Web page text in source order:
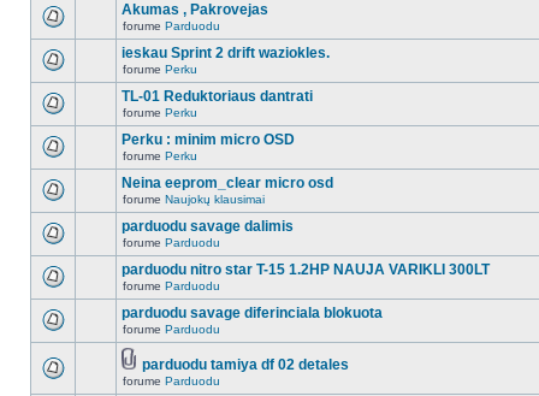
Akumas , Pakrovejas
forume Parduodu
ieskau Sprint 2 drift waziokles.
forume Perku
TL-01 Reduktoriaus dantrati
forume Perku
Perku : minim micro OSD
forume Perku
Neina eeprom_clear micro osd
forume Naujokų klausimai
parduodu savage dalimis
forume Parduodu
parduodu nitro star T-15 1.2HP NAUJA VARIKLI 300LT
forume Parduodu
parduodu savage diferinciala blokuota
forume Parduodu
parduodu tamiya df 02 detales
forume Parduodu